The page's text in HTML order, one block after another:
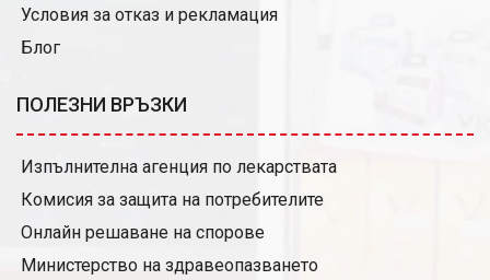
Условия за отказ и рекламация
Блог
ПОЛЕЗНИ ВРЪЗКИ
Изпълнителна агенция по лекарствата
Комисия за защита на потребителите
Онлайн решаване на спорове
Министерство на здравеопазването